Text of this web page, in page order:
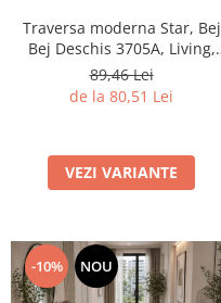
Traversa moderna Star, Bej
Bej Deschis 3705A, Living,
Dormitor, Hol, 80 x 250 cm
89,46 Lei
de la 80,51 Lei
VEZI VARIANTE
-10% NOU